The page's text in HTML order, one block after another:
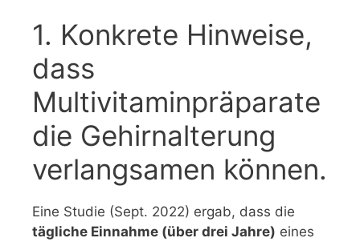
1. Konkrete Hinweise,
dass
Multivitaminpräparate
die Gehirnalterung
verlangsamen können.
Eine Studie (Sept. 2022) ergab, dass die
tägliche Einnahme (über drei Jahre) eines